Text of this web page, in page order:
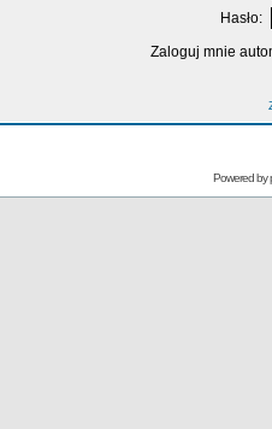
Hasło:
Zaloguj mnie
Powered by